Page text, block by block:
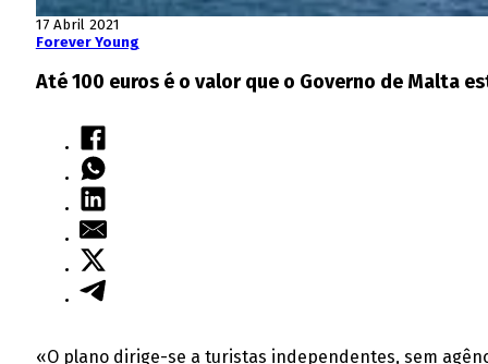
17 Abril 2021
Forever Young
Até 100 euros é o valor que o Governo de Malta
«O plano dirige-se a turistas independentes, sem